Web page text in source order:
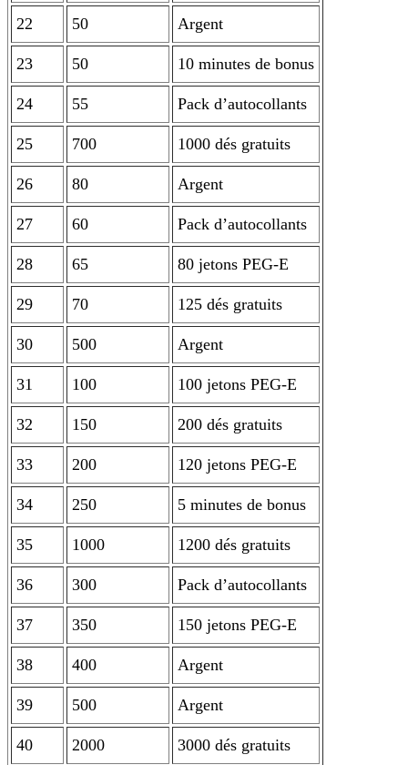
22 50 Argent
23 50 10 minutes de bonus
24 55 Pack d’autocollants
25 700 1000 dés gratuits
26 80 Argent
27 60 Pack d’autocollants
28 65 80 jetons PEG-E
29 70 125 dés gratuits
30 500 Argent
31 100 100 jetons PEG-E
32 150 200 dés gratuits
33 200 120 jetons PEG-E
34 250 5 minutes de bonus
35 1000 1200 dés gratuits
36 300 Pack d’autocollants
37 350 150 jetons PEG-E
38 400 Argent
39 500 Argent
40 2000 3000 dés gratuits